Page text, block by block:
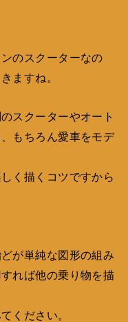
のスクーターなの
ますね。
スクーターやオート
もちろん愛車をモデ
く描くコツですから
が単純な図形の組み
れば他の乗り物を描
ください。